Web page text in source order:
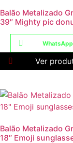
Balão Metalizado
39″ Mighty pic
WhatsApp
Ver
Balão Metalizado
18″ Emoji